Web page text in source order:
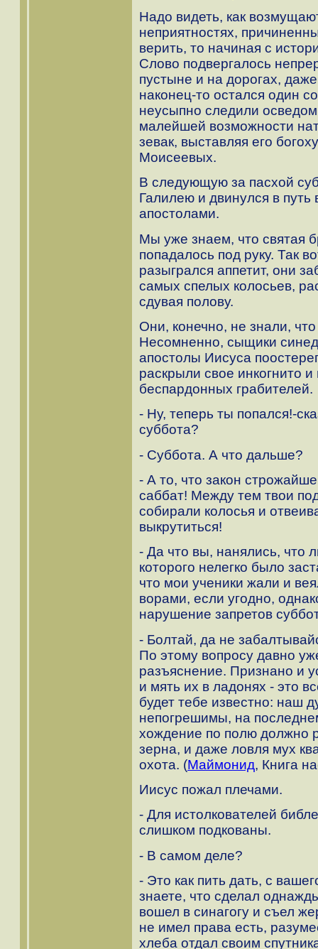
Надо видеть, как
неприятностях,
верить, то начиная с
Слово подвергалось
пустыне и на дорогах,
наконец-то остался один
неусыпно следили
малейшей возможности
зевак, выставляя его
Моисеевых.
В следующую за пасхой
Галилею и двинулся в
апостолами.
Мы уже знаем, что святая
попадалось под руку. Так
разыгрался аппетит, они
самых спелых колосьев,
сдувая полову.
Они, конечно, не знали,
Несомненно, сыщики
апостолы Иисуса
раскрыли свое инкогнито
беспардонных грабителей.
- Ну, теперь ты попался!-
суббота?
- Суббота. А что дальше?
- А то, что закон
саббат! Между тем твои
собирали колосья и
выкрутиться!
- Да что вы, нанялись, что
которого нелегко было
что мои ученики жали и
ворами, если угодно,
нарушение запретов
- Болтай, да не
По этому вопросу давно
разъяснение. Признано и
и мять их в ладонях - это
будет тебе известно: наш
непогрешимы, на
хождение по полю должно
зерна, и даже ловля мух
охота. (Маймонид, Книга
Иисус пожал плечами.
- Для истолкователей
слишком подкованы.
- В самом деле?
- Это как пить дать, с
знаете, что сделал
вошел в синагогу и съел
не имел права есть,
хлеба отдал своим